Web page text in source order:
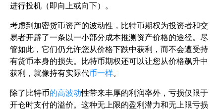
进行投机（即向上或向下）。
考虑到加密货币资产的波动性，比特币期权为投资者和交
易者开辟了一条以一小部分成本推测资产价格的途径。尽
管如此，它们仍允许您从价格下跌中获利，而不会遭受持
有货币本身的损失。比特币期权还可以让您从价格飙升中
获利，就像持有实际代币一样。
除了比特币的高波动性带来丰厚的利润率外，亏损仅限于
开仓时支付的溢价。这种无上限的盈利潜力和无上限亏损